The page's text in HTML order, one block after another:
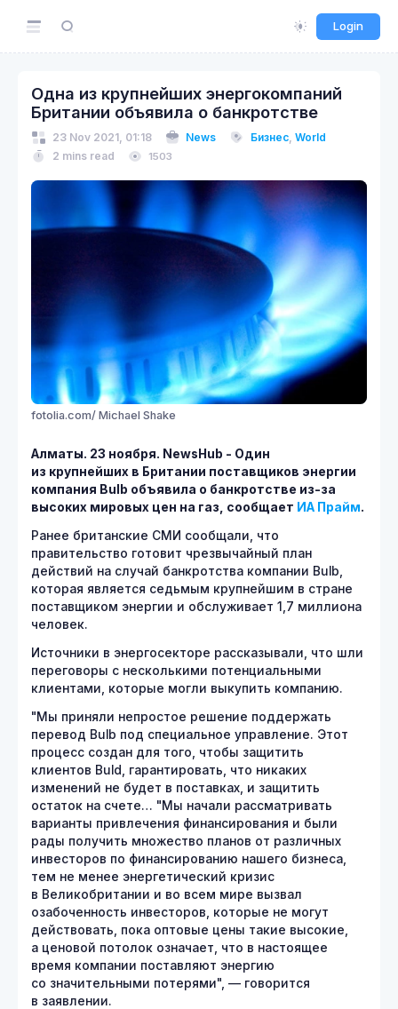
Login
Одна из крупнейших энергокомпаний
Британии объявила о банкротстве
23 Nov 2021, 01:18 News Бизнес, World
2 mins read
1503
fotolia.com/ Michael Shake
Алматы. 23 ноября. NewsHub - Один
из крупнейших в Британии поставщиков энергии
компания Bulb объявила о банкротстве из-за
высоких мировых цен на газ, сообщает ИА Прайм.
Ранее британские СМИ сообщали, что
правительство готовит чрезвычайный план
действий на случай банкротства компании Bulb,
которая является седьмым крупнейшим в стране
поставщиком энергии и обслуживает 1,7 миллиона
человек.
Источники в энергосекторе рассказывали, что шли
переговоры с несколькими потенциальными
клиентами, которые могли выкупить компанию.
"Мы приняли непростое решение поддержать
перевод Bulb под специальное управление. Этот
процесс создан для того, чтобы защитить
клиентов Buld, гарантировать, что никаких
изменений не будет в поставках, и защитить
остаток на счете… "Мы начали рассматривать
варианты привлечения финансирования и были
рады получить множество планов от различных
инвесторов по финансированию нашего бизнеса,
тем не менее энергетический кризис
в Великобритании и во всем мире вызвал
озабоченность инвесторов, которые не могут
действовать, пока оптовые цены такие высокие,
а ценовой потолок означает, что в настоящее
время компании поставляют энергию
со значительными потерями", — говорится
в заявлении.